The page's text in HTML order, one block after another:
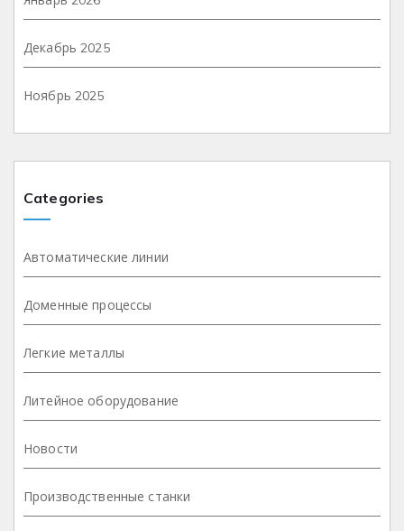
Декабрь 2025
Ноябрь 2025
Categories
Автоматические линии
Доменные процессы
Легкие металлы
Литейное оборудование
Новости
Производственные станки